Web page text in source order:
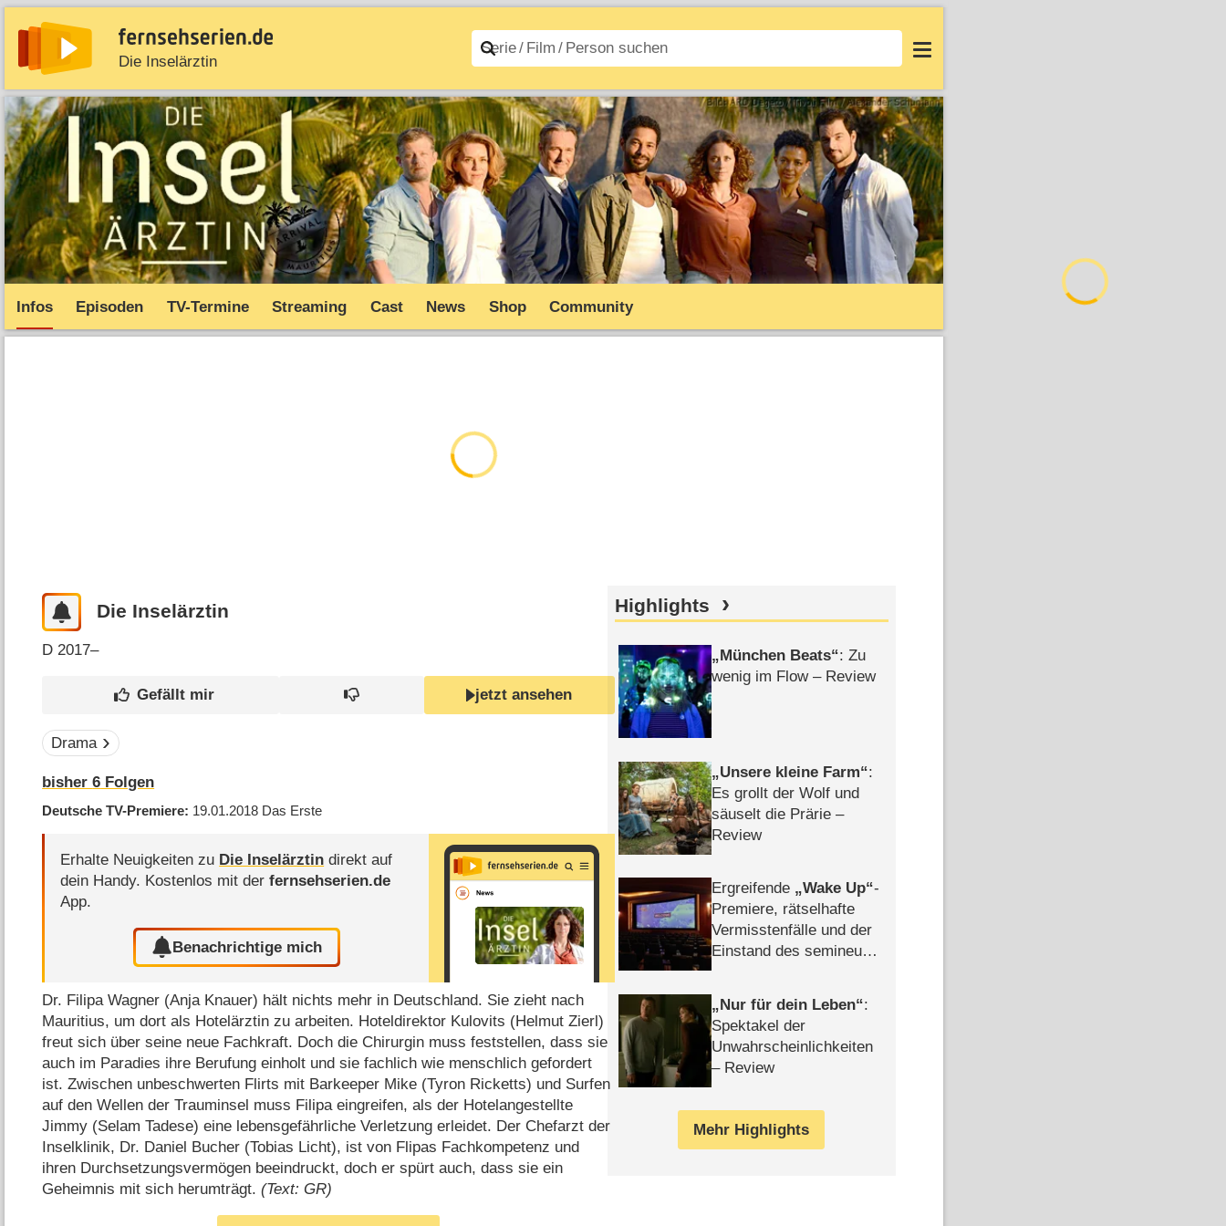
Die Inselärztin
News Entdecken Streaming Filme A–Z Login
Infos Episoden TV-Termine Streaming Cast News Shop Community
Die Inselärztin
D 2017–
jetzt ansehen
Drama
bisher6 Folgen
Deutsche TV-Premiere 19.01.2018 Das Erste
Erhalte Neuigkeiten zu Die Inselärztin direkt auf
dein Handy. Kostenlos mit derfernsehserien.de
App.
Benachrichtige mich
Dr. Filipa Wagner (Anja Knauer) hält nichts mehr in Deutschland. Sie zieht nach
Mauritius, um dort als Hotelärztin zu arbeiten. Hoteldirektor Kulovits (Helmut Zierl)
freut sich über seine neue Fachkraft. Doch die Chirurgin muss feststellen, dass sie
auch im Paradies ihre Berufung einholt und sie fachlich wie menschlich gefordert
ist. Zwischen unbeschwerten Flirts mit Barkeeper Mike (Tyron Ricketts) und Surfen
auf den Wellen der Trauminsel muss Filipa eingreifen, als der Hotelangestellte
Jimmy (Selam Tadese) eine lebensgefährliche Verletzung erleidet. Der Chefarzt der
Inselklinik, Dr. Daniel Bucher (Tobias Licht), ist von Flipas Fachkompetenz und
ihren Durchsetzungsvermögen beeindruckt, doch er spürt auch, dass sie ein
Geheimnis mit sich herumträgt.(Text: GR)
Highlights
München Beats : Zu
wenig im Flow – Review
Unsere kleine Farm :
Es grollt der Wolf und
säuselt die Prärie –
Review
Ergreifende Wake Up -
Premiere, rätselhafte
Vermisstenfälle und der
Einstand des semineuen
Nur für dein Leben :
Spektakel der
Unwahrscheinlichkeiten
– Review
Mehr Highlights